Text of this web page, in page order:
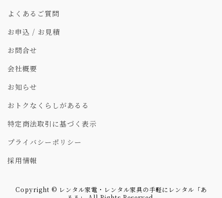
よくあるご質問
お申込 / お見積
お問合せ
会社概要
お知らせ
おトクなくらしがあるる
特定商法取引に基づく表示
プライバシーポリシー
採用情報
Copyright © レンタル家電・レンタル家具の手軽にレンタル「あ